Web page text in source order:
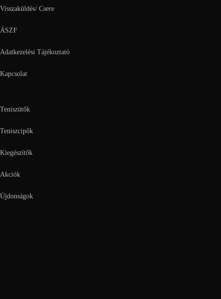
Visszaküldés/ Csere
ÁSZF
Adatkezelési Tájékoztató
Kapcsolat
Teniszütők
Teniszcipők
Kiegészítők
Akciók
Újdonságok